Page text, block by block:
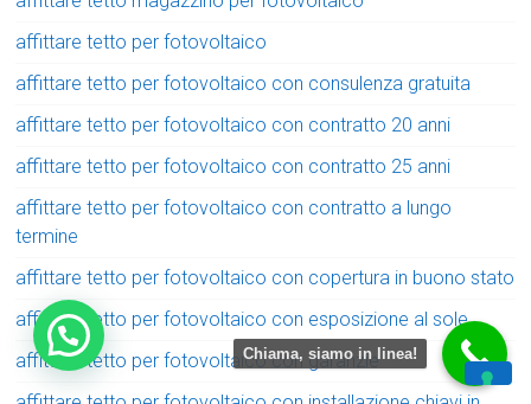
affittare tetto per fotovoltaico
affittare tetto per fotovoltaico con consulenza gratuita
affittare tetto per fotovoltaico con contratto 20 anni
affittare tetto per fotovoltaico con contratto 25 anni
affittare tetto per fotovoltaico con contratto a lungo
termine
affittare tetto per fotovoltaico con copertura in buono stato
affittare tetto per fotovoltaico con esposizione al sole
affittare tetto per fotovoltaico con garanzie
Chiama, siamo in linea!